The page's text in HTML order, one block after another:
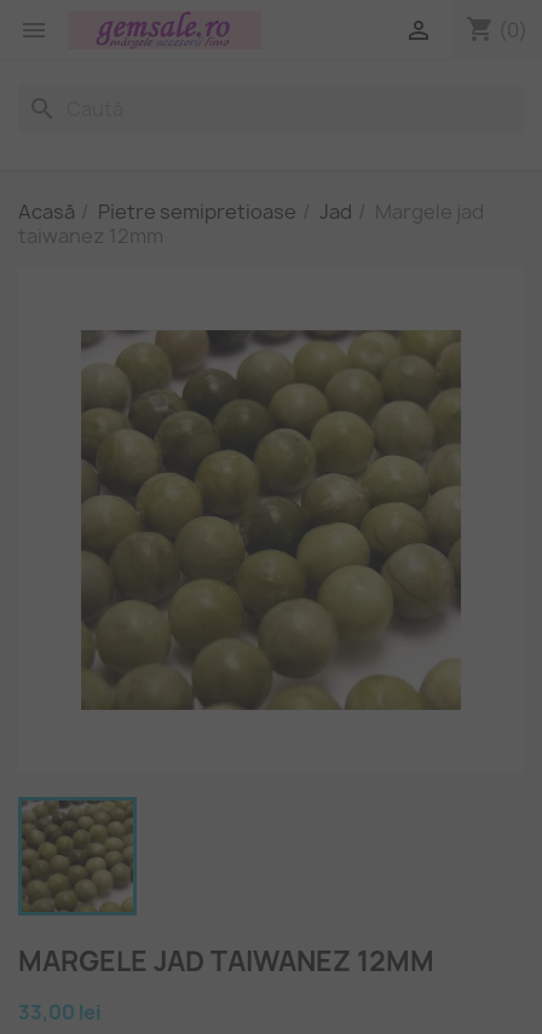
 shopping_cart (0)

search
Acasă Pietre semipretioase Jad
Margele jad
taiwanez 12mm
MARGELE JAD TAIWANEZ 12MM
33,00 lei